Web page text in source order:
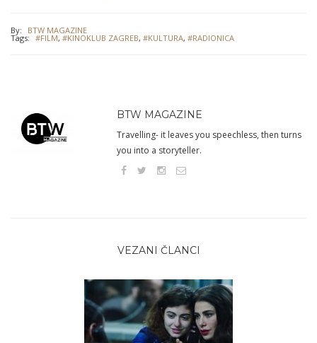
By: BTW MAGAZINE
Tags: #FILM, #KINOKLUB ZAGREB, #KULTURA, #RADIONICA
BTW MAGAZINE
Travelling- it leaves you speechless, then turns
you into a storyteller.
VEZANI ČLANCI